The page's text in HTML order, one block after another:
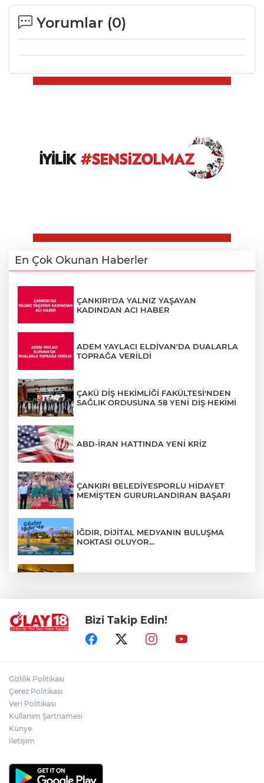
Yorumlar (0)
En Çok Okunan Haberler
ÇANKIRI'DA YALNIZ YAŞAYAN
KADINDAN ACI HABER
ADEM YAYLACI ELDİVAN'DA DUALARLA
TOPRAĞA VERİLDİ
ÇAKÜ DİŞ HEKİMLİĞİ FAKÜLTESİ'NDEN
SAĞLIK ORDUSUNA 58 YENİ DİŞ HEKİMİ
ABD-İRAN HATTINDA YENİ KRİZ
ÇANKIRI BELEDİYESPORLU HİDAYET
MEMİŞ'TEN GURURLANDIRAN BAŞARI
IĞDIR, DİJİTAL MEDYANIN BULUŞMA
NOKTASI OLUYOR...
ÖZGÜR ÖZEL VE VELİ AĞBABA
HAKKINDA KRİTİK GELİŞME
CHP İL BAŞKANLIĞI'NA KAMİL AKDOĞAN
Bizi Takip Edin!
Gizlilik Politikası
Çerez Politikası
Veri Politikası
Kullanım Şartnamesi
Künye
İletişim